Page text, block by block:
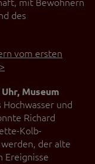
mit Bewohnern
des
vom ersten
Museum
und
Richard
Kolb-
der alte
Ereignisse